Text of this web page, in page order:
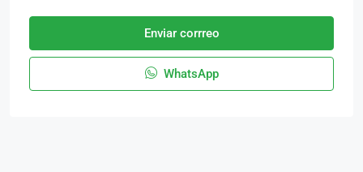
Enviar corrreo
WhatsApp